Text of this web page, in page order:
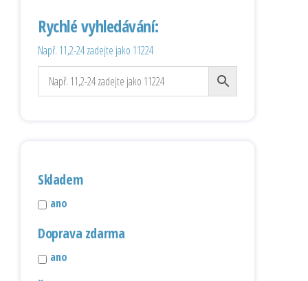
Rychlé vyhledávání:
Např. 11,2-24 zadejte jako 11224
Skladem
ano
Doprava zdarma
ano